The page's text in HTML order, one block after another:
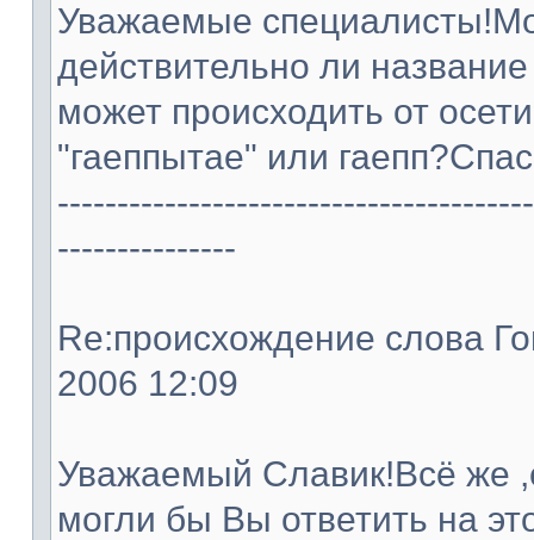
Уважаемые
действительно ли
может происходить от
"гаеппытае" или
---------------
Re:происхождение слова
2006 12:09
Уважаемый Славик!Всё же
могли бы Вы ответить на